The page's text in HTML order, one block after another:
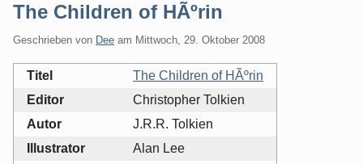
The Children of HÃºrin
Geschrieben von Dee am Mittwoch, 29. Oktober 2008
Titel
The Children of HÃºrin
Editor
Christopher Tolkien
Autor
J.R.R. Tolkien
Illustrator
Alan Lee